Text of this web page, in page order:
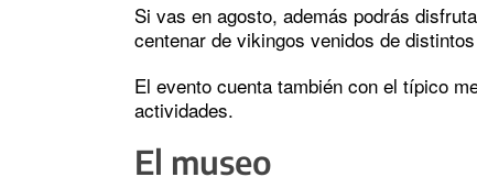
Si vas en agosto, además podrás
centenar de vikingos venidos de
El evento cuenta también con el típico
actividades.
El museo